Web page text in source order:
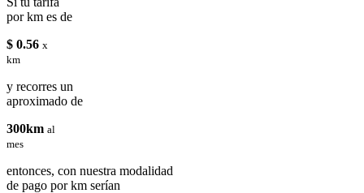
por km es de
$ 0.56 x
km
y recorres un
aproximado de
300km al
mes
entonces, con nuestra modalidad
de pago por km serían